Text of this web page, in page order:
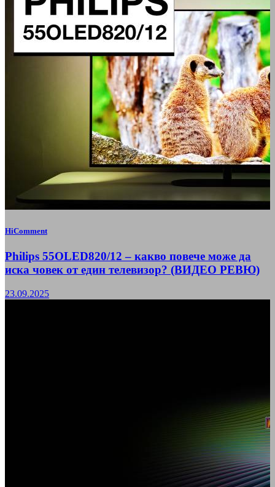
HiComment
Philips 55OLED820/12 – какво повече може да
иска човек от един телевизор? (ВИДЕО РЕВЮ)
23.09.2025